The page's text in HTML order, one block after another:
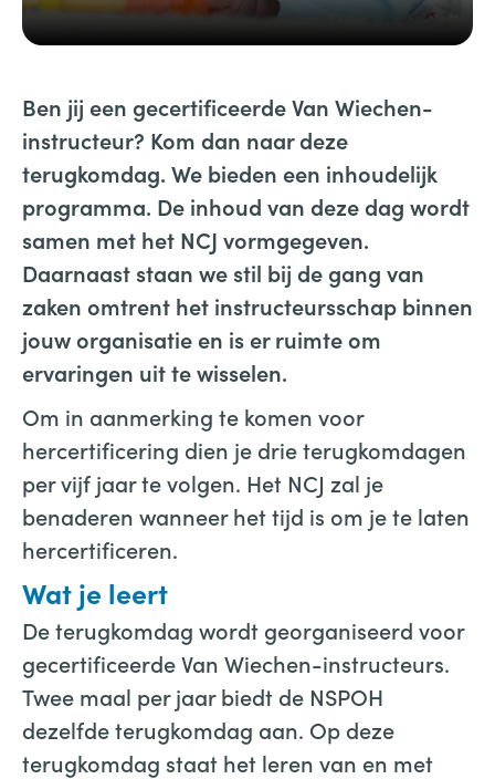
Ben jij een gecertificeerde Van Wiechen-
instructeur? Kom dan naar deze
terugkomdag. We bieden een inhoudelijk
programma. De inhoud van deze dag wordt
samen met het NCJ vormgegeven.
Daarnaast staan we stil bij de gang van
zaken omtrent het instructeursschap binnen
jouw organisatie en is er ruimte om
ervaringen uit te wisselen.
Om in aanmerking te komen voor
hercertificering dien je drie terugkomdagen
per vijf jaar te volgen. Het NCJ zal je
benaderen wanneer het tijd is om je te laten
hercertificeren.
Wat je leert
De terugkomdag wordt georganiseerd voor
gecertificeerde Van Wiechen-instructeurs.
Twee maal per jaar biedt de NSPOH
dezelfde terugkomdag aan. Op deze
terugkomdag staat het leren van en met